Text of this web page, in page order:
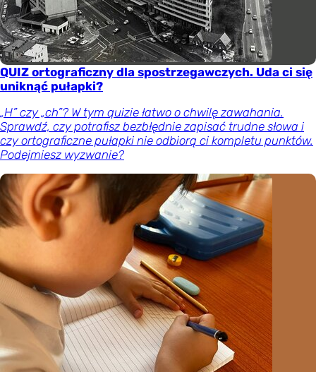
QUIZ ortograficzny dla spostrzegawczych. Uda ci się
uniknąć pułapki?
„H” czy „ch”? W tym quizie łatwo o chwilę zawahania.
Sprawdź, czy potrafisz bezbłędnie zapisać trudne słowa i
czy ortograficzne pułapki nie odbiorą ci kompletu punktów.
Podejmiesz wyzwanie?